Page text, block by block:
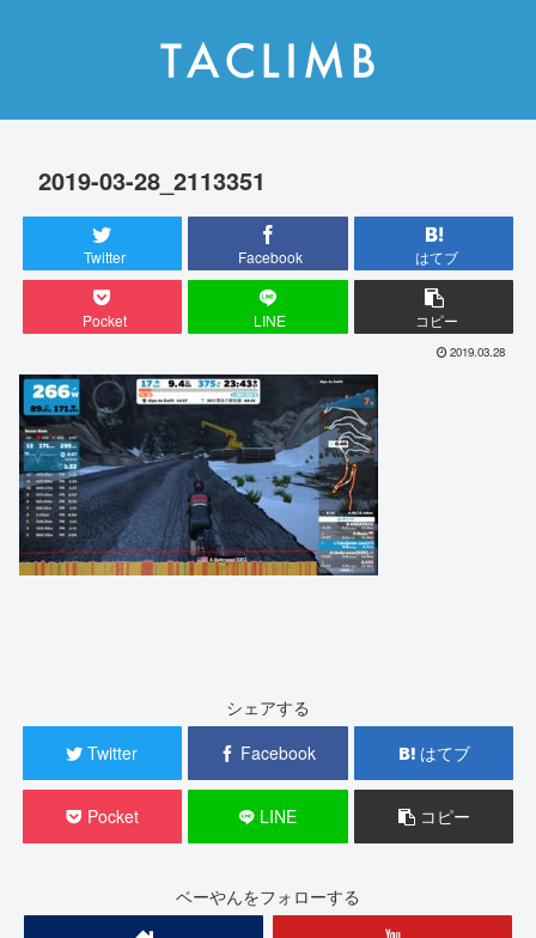
2019-03-28_2113351
Twitter Facebook はてブ
Pocket LINE コピー
2019.03.28
シェアする
Twitter
Facebook はてブ
Pocket LINE コピー
ベーやんをフォローする